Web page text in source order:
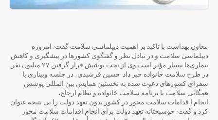
معاون بهداشت با تاکید بر اهمیت دیپلماسی سلامت گفت: امروزه
دیپلماسی سلامت و در تبادل نظر و گفتگوی کشورها در پیشگیری و کاهش
بیماری‌ها بسیار مؤثر است.وی از تحت پوشش قرار گرفتن ۲۷ میلیون نفر
در طرح سلامت خانواده خبر داد. حسین فرشیدی، در جلسه وبیناری با
سفرای کشورهای دعوت شده به نخستین همایش بین المللی پوشش
همگانی سلامت با برنامه سلامت خانواده و نظام ارجاع،
انجام ا قدامات سلامت محور در کشور بدون تعهد دولت را بی نتیجه عنوان
کرد و گفت: خوشبختانه تعهد دولت برای انجام اقدامات سلامت محور